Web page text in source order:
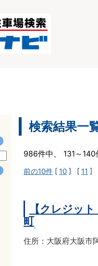
検索結果一
986件中、 131～
前の10件 [ 10 ] [ 11 ]
【クレジッ
町
住所：大阪府大阪市